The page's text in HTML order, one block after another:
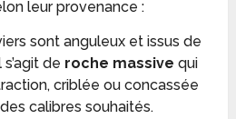
leur provenance :
sont anguleux et issus de
de roche massive qui
criblée ou concassée
calibres souhaités.